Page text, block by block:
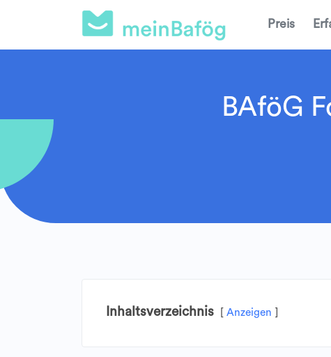
Preis
BAföG
Inhaltsverzeichnis Anzeigen